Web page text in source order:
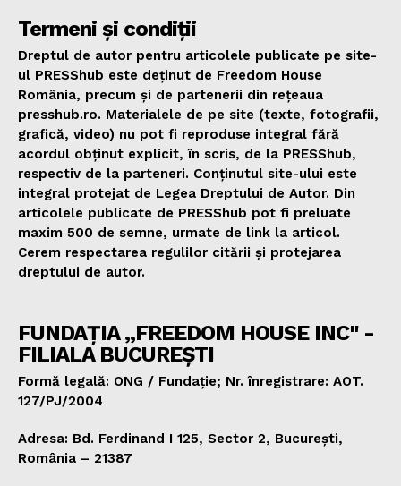
Termeni și condiții
Dreptul de autor pentru articolele publicate pe site-
ul PRESShub este deținut de Freedom House
România, precum și de partenerii din rețeaua
presshub.ro. Materialele de pe site (texte, fotografii,
grafică, video) nu pot fi reproduse integral fără
acordul obținut explicit, în scris, de la PRESShub,
respectiv de la parteneri. Conținutul site-ului este
integral protejat de Legea Dreptului de Autor. Din
articolele publicate de PRESShub pot fi preluate
maxim 500 de semne, urmate de link la articol.
Cerem respectarea regulilor citării și protejarea
dreptului de autor.
FUNDAȚIA „FREEDOM HOUSE INC" -
FILIALA BUCUREȘTI
Formă legală: ONG / Fundație; Nr. înregistrare: AOT.
127/PJ/2004
Adresa: Bd. Ferdinand I 125, Sector 2, București,
România – 21387